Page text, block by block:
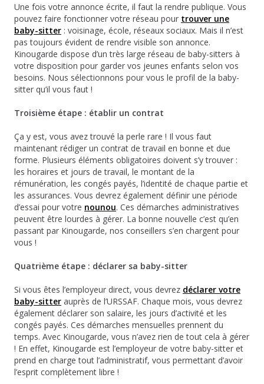
Une fois votre annonce écrite, il faut la rendre publique. Vous
pouvez faire fonctionner votre réseau pour trouver une
baby-sitter : voisinage, école, réseaux sociaux. Mais il n’est
pas toujours évident de rendre visible son annonce.
Kinougarde dispose d’un très large réseau de baby-sitters à
votre disposition pour garder vos jeunes enfants selon vos
besoins. Nous sélectionnons pour vous le profil de la baby-
sitter qu’il vous faut !
Troisième étape : établir un contrat
Ça y est, vous avez trouvé la perle rare ! Il vous faut
maintenant rédiger un contrat de travail en bonne et due
forme. Plusieurs éléments obligatoires doivent s’y trouver :
les horaires et jours de travail, le montant de la
rémunération, les congés payés, l’identité de chaque partie et
les assurances. Vous devrez également définir une période
d’essai pour votre nounou. Ces démarches administratives
peuvent être lourdes à gérer. La bonne nouvelle c’est qu’en
passant par Kinougarde, nos conseillers s’en chargent pour
vous !
Quatrième étape : déclarer sa baby-sitter
Si vous êtes l’employeur direct, vous devrez déclarer votre
baby-sitter auprès de l’URSSAF. Chaque mois, vous devrez
également déclarer son salaire, les jours d’activité et les
congés payés. Ces démarches mensuelles prennent du
temps. Avec Kinougarde, vous n’avez rien de tout cela à gérer
! En effet, Kinougarde est l’employeur de votre baby-sitter et
prend en charge tout l’administratif, vous permettant d’avoir
l’esprit complètement libre !